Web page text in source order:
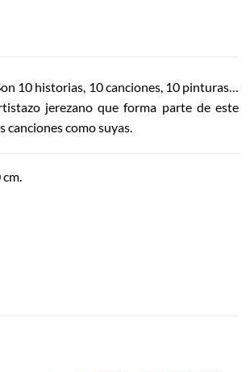
10 historias, 10 canciones, 10 pinturas…
jerezano que forma parte de este
como suyas.